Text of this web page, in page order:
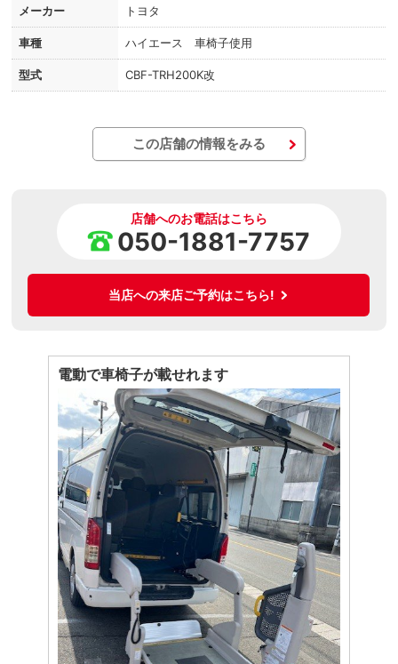
メーカー トヨタ
車種 ハイエース 車椅子使用
型式 CBF-TRH200K改
この店舗の情報をみる
店舗へのお電話はこちら
050-1881-7757
当店への来店ご予約はこちら!
電動で車椅子が載せれます